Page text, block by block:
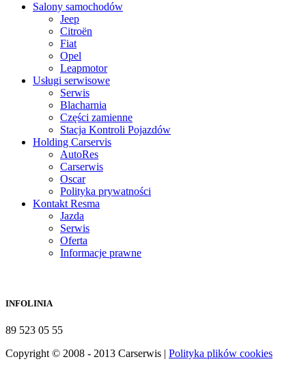
Salony samochodów
Jeep
Citroën
Fiat
Opel
Leapmotor
Usługi serwisowe
Serwis
Blacharnia
Części zamienne
Stacja Kontroli Pojazdów
Holding Carservis
AutoRes
Carserwis
Oscar
Polityka prywatności
Kontakt Resma
Jazda
Serwis
Oferta
Informacje prawne
INFOLINIA
89 523 05 55
Copyright © 2008 - 2013 Carserwis | Polityka plików cookies